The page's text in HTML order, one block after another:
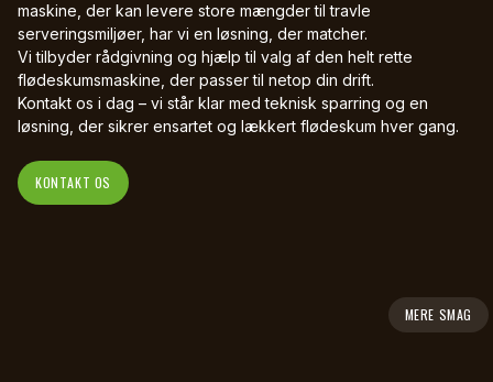
maskine, der kan levere store mængder til travle
serveringsmiljøer, har vi en løsning, der matcher.
Vi tilbyder rådgivning og hjælp til valg af den helt rette
flødeskumsmaskine, der passer til netop din drift.
Kontakt os i dag – vi står klar med teknisk sparring og en
løsning, der sikrer ensartet og lækkert flødeskum hver gang.
KONTAKT OS
MERE SMAG